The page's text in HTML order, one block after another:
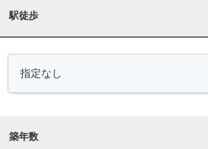
駅徒歩
築年数